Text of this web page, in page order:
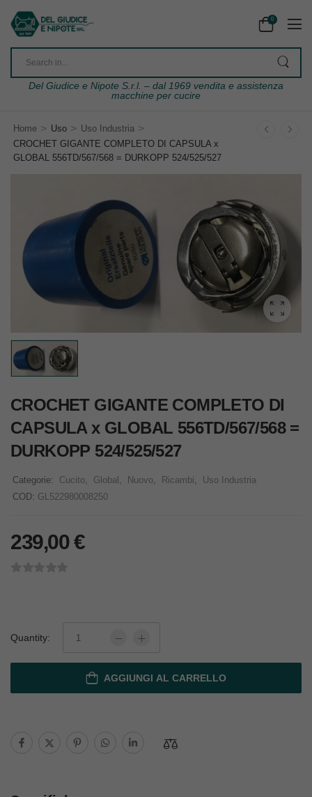
0
Del Giudice e Nipote S.r.l. – dal 1969 vendita e assistenza
macchine per cucire
Home > Uso > Uso Industria >
CROCHET GIGANTE COMPLETO DI CAPSULA x
GLOBAL 556TD/567/568 = DURKOPP 524/525/527
CROCHET GIGANTE COMPLETO DI
CAPSULA x GLOBAL 556TD/567/568 =
DURKOPP 524/525/527
Categorie: Cucito, Global , Nuovo, Ricambi,
Uso Industria
COD: GL522980008250
239,00€
Quantity:
AGGIUNGI AL CARRELLO